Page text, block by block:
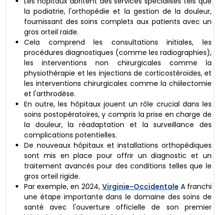
la podiatrie, l'orthopédie et la gestion de la douleur,
fournissant des soins complets aux patients avec un
gros orteil raide.
Cela comprend les consultations initiales, les
procédures diagnostiques (comme les radiographies),
les interventions non chirurgicales comme la
physiothérapie et les injections de corticostéroïdes, et
les interventions chirurgicales comme la chiilectomie
et l'arthrodèse.
En outre, les hôpitaux jouent un rôle crucial dans les
soins postopératoires, y compris la prise en charge de
la douleur, la réadaptation et la surveillance des
complications potentielles.
De nouveaux hôpitaux et installations orthopédiques
sont mis en place pour offrir un diagnostic et un
traitement avancés pour des conditions telles que le
gros orteil rigide.
Par exemple, en 2024, Virginie-Occidentale A franchi
une étape importante dans le domaine des soins de
santé avec l'ouverture officielle de son premier